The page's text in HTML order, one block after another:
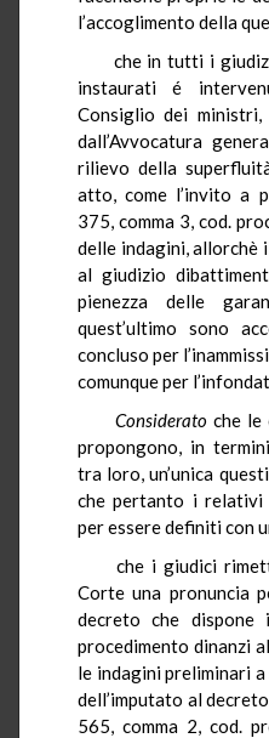
l’accoglimento della
che in tutti i
instaurati é
Consiglio dei
dall’Avvocatura
rilievo della
atto, come l’invito a
375, comma 3, cod.
delle indagini, allorchè
al giudizio
pienezza delle
quest’ultimo sono
concluso per
comunque per
Consideratoche le
propongono, in
tra loro, un’unica
che pertanto i relativi
per essere definiti con
che i giudici
Corte una pronuncia
decreto che dispone
procedimento dinanzi
le indagini preliminari
dell’imputato al
565, comma 2, cod.